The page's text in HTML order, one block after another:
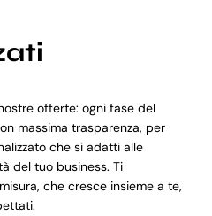
offerte: ogni fase del
massima trasparenza, per
che si adatti alle
del tuo business. Ti
che cresce insieme a te,